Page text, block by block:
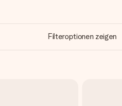
Filteroptionen zeigen